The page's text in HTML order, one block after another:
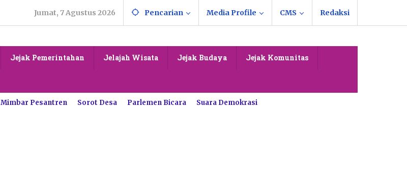
Jumat, 7 Agustus 2026 Pencarian Media Profile CMS Redaksi
Jejak Pemerintahan Jelajah Wisata Jejak Budaya Jejak Komunitas
Mimbar Pesantren Sorot Desa Parlemen Bicara Suara Demokrasi